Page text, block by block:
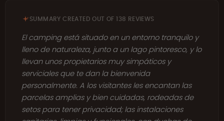
SUMMARY CREATED OUT OF 138 REVIEWS
El camping está situado en un entorno tranquilo y
lleno de naturaleza, junto a un lago pintoresco, y lo
llevan unos propietarios muy simpáticos y
serviciales que te dan la bienvenida
personalmente. A los visitantes les encantan las
parcelas amplias y bien cuidadas, rodeadas de
setos para tener privacidad; las instalaciones